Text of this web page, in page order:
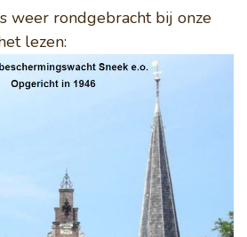
weer rondgebracht bij onze
lezen: